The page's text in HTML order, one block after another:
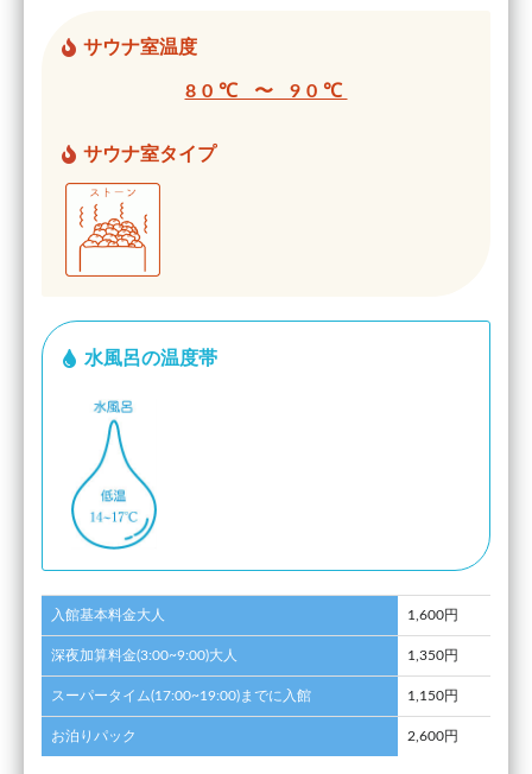
サウナ室温度
80℃ 〜 90℃
サウナ室タイプ
水風呂の温度帯
入館基本料金大人 1,600円
深夜加算料金(3:00~9:00)大人 1,350円
スーパータイム(17:00~19:00)までに入館 1,150円
お泊りパック 2,600円